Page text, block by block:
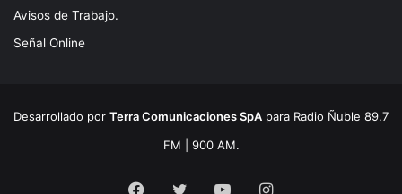
Avisos de Trabajo.
Señal Online
Desarrollado por Terra Comunicaciones SpA para Radio Ñuble 89.7
FM | 900 AM.
Facebook
Twitter YouTubeInstagram